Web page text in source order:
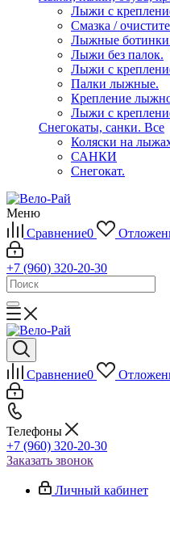
Лыжи с
Смазка /
Лыжные
Лыжи без палок.
Лыжи с
Палки лыжные.
Крепление
Лыжи с
Снегокаты, санки. Все
Коляски на
САНКИ
Снегокат.
Меню
Сравнение0
+7 (960) 320-20-30
Сравнение0
Телефоны
+7 (960) 320-20-30
Заказать звонок
Личный кабинет